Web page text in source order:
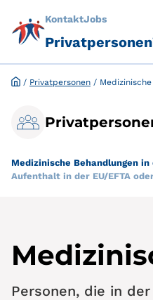
KontaktJobs
Privatpersonen
/ Privatpersonen /
Medizinische Behandlungen in
Aufenthalt in der EU/EFTA
Personen, die in